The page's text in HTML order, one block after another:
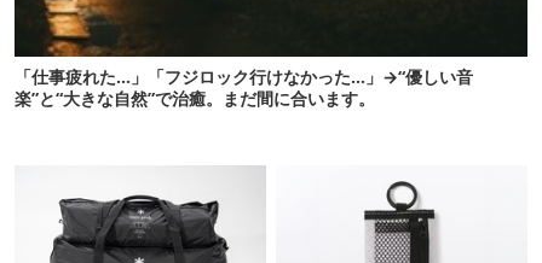
「仕事疲れた…」「フジロック行けなかった…」→“優しい音
楽”と“大きな自然”で治癒。まだ間に合います。